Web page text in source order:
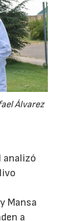
Álvarez
analizó
Mansa
a